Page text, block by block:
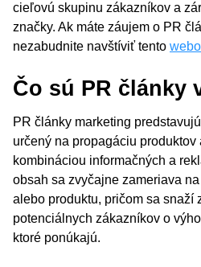
cieľovú skupinu zákazníkov a
značky. Ak máte záujem o PR
nezabudnite navštíviť tento
Čo sú PR články
PR články marketing
určený na propagáciu
kombináciou informačných a
obsah sa zvyčajne zameriava
alebo produktu, pričom sa snaží
potenciálnych zákazníkov o
ktoré ponúkajú.